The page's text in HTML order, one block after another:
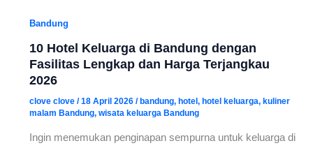
Bandung
10 Hotel Keluarga di Bandung dengan
Fasilitas Lengkap dan Harga Terjangkau
2026
clove clove /18 April 2026 /bandung, hotel, hotel keluarga, kuliner
malam Bandung, wisata keluarga Bandung
Ingin menemukan penginapan sempurna untuk keluarga di